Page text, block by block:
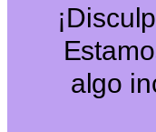
algo